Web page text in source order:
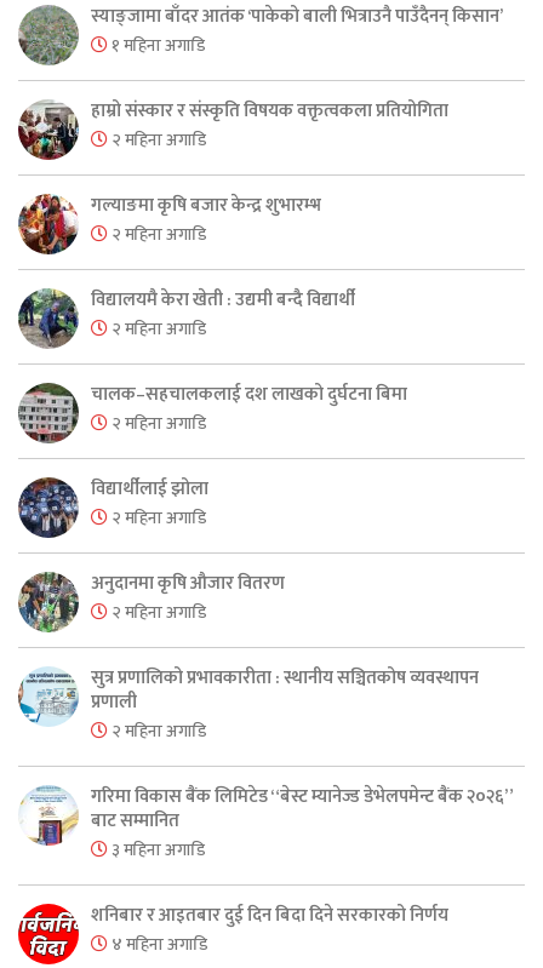
स्याङ्जामा बाँदर आतंक ‘पाकेको बाली भित्राउनै पाउँदैनन् किसान’
१ महिना अगाडि
हाम्रो संस्कार र संस्कृति विषयक वक्तृत्वकला प्रतियोगिता
२ महिना अगाडि
गल्याङमा कृषि बजार केन्द्र शुभारम्भ
२ महिना अगाडि
विद्यालयमै केरा खेती : उद्यमी बन्दै विद्यार्थी
२ महिना अगाडि
चालक–सहचालकलाई दश लाखको दुर्घटना बिमा
२ महिना अगाडि
विद्यार्थीलाई झोला
२ महिना अगाडि
अनुदानमा कृषि औजार वितरण
२ महिना अगाडि
सुत्र प्रणालिको प्रभावकारीता : स्थानीय सञ्चितकोष व्यवस्थापन
प्रणाली
२ महिना अगाडि
गरिमा विकास बैंक लिमिटेड “बेस्ट म्यानेज्ड डेभेलपमेन्ट बैंक २०२६”
बाट सम्मानित
३ महिना अगाडि
शनिबार र आइतबार दुई दिन बिदा दिने सरकारको निर्णय
४ महिना अगाडि